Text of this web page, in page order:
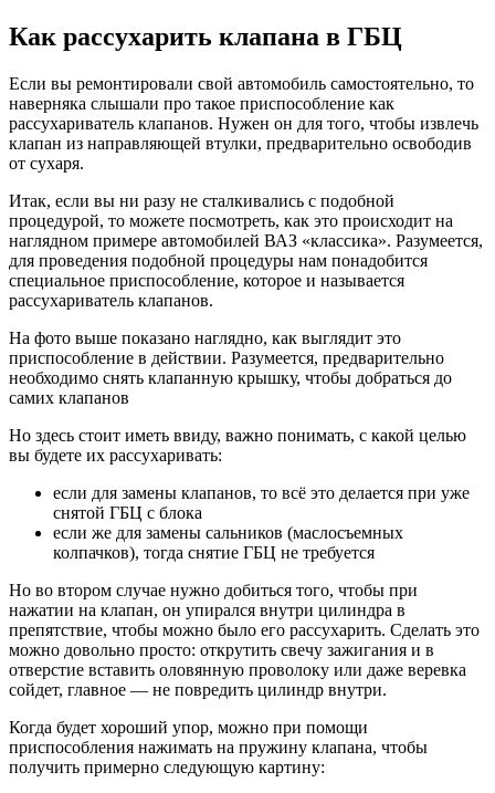
Как рассухарить клапана в ГБЦ
Если вы ремонтировали свой автомобиль самостоятельно, то
наверняка слышали про такое приспособление как
рассухариватель клапанов. Нужен он для того, чтобы извлечь
клапан из направляющей втулки, предварительно освободив
от сухаря.
Итак, если вы ни разу не сталкивались с подобной
процедурой, то можете посмотреть, как это происходит на
наглядном примере автомобилей ВАЗ «классика». Разумеется,
для проведения подобной процедуры нам понадобится
специальное приспособление, которое и называется
рассухариватель клапанов.
На фото выше показано наглядно, как выглядит это
приспособление в действии. Разумеется, предварительно
необходимо снять клапанную крышку, чтобы добраться до
самих клапанов
Но здесь стоит иметь ввиду, важно понимать, с какой целью
вы будете их рассухаривать:
если для замены клапанов, то всё это делается при уже
снятой ГБЦ с блока
если же для замены сальников (маслосъемных
колпачков), тогда снятие ГБЦ не требуется
Но во втором случае нужно добиться того, чтобы при
нажатии на клапан, он упирался внутри цилиндра в
препятствие, чтобы можно было его рассухарить. Сделать это
можно довольно просто: открутить свечу зажигания и в
отверстие вставить оловянную проволоку или даже веревка
сойдет, главное — не повредить цилиндр внутри.
Когда будет хороший упор, можно при помощи
приспособления нажимать на пружину клапана, чтобы
получить примерно следующую картину: